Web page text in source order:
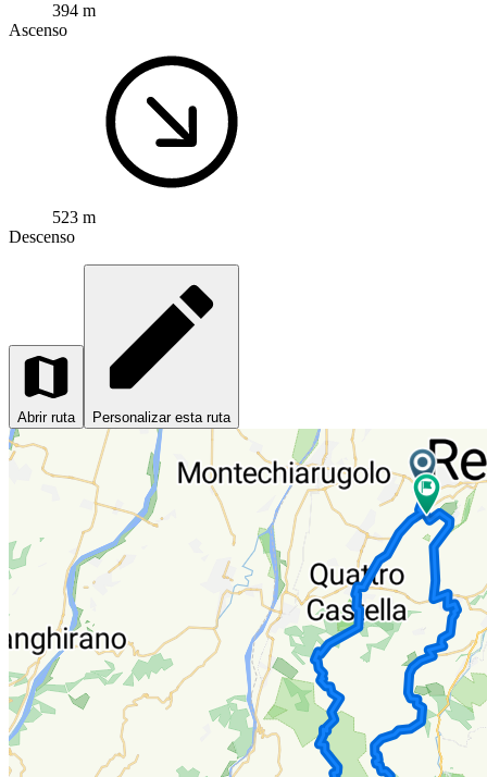
394 m
Ascenso
523 m
Descenso
Abrir ruta Personalizar esta ruta